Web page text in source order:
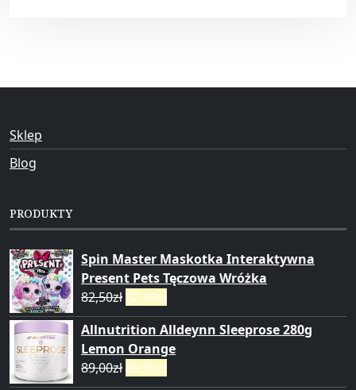
Sklep
Blog
PRODUKTY
Spin Master Maskotka Interaktywna
Present Pets Tęczowa Wróżka
82,50zł 82,49zł
Allnutrition Alldeynn Sleeprose 280g
Lemon Orange
89,00zł 88,99zł